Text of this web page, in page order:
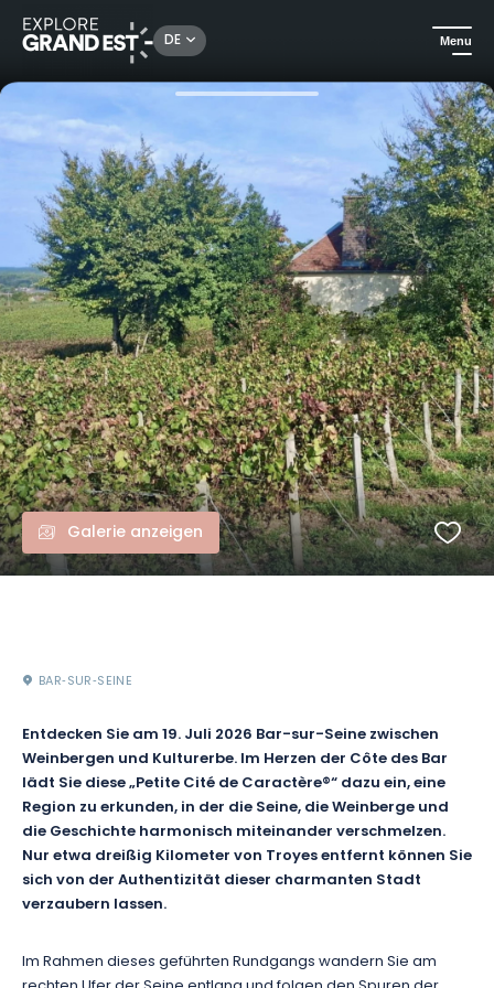
DE Menu
Sehenswertes in der Region Grand Est Dimanche de Caractère® Bar-Sur-Seine
Galerie anzeigen
BAR‑SUR‑SEINE
Entdecken Sie am 19. Juli 2026 Bar-sur-Seine zwischen
Weinbergen und Kulturerbe. Im Herzen der Côte des Bar
lädt Sie diese „Petite Cité de Caractère®“ dazu ein, eine
Region zu erkunden, in der die Seine, die Weinberge und
die Geschichte harmonisch miteinander verschmelzen.
Nur etwa dreißig Kilometer von Troyes entfernt können Sie
sich von der Authentizität dieser charmanten Stadt
verzaubern lassen.
Im Rahmen dieses geführten Rundgangs wandern Sie am